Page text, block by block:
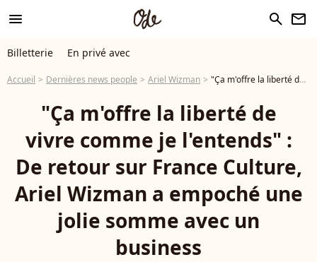
menu search newsletter
Billetterie En privé avec
Accueil Dernières news people Ariel Wizman "Ça m'offre la liberté de vivre comme je l'entends" : De retour sur France Culture, Ariel Wizman a empoché une jolie somme avec un business
"Ça m'offre la liberté de
vivre comme je l'entends" :
De retour sur France Culture,
Ariel Wizman a empoché une
jolie somme avec un
business